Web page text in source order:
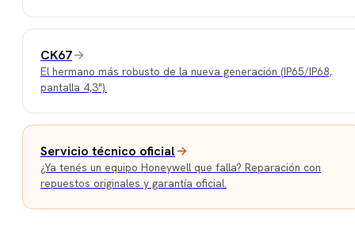
CK67
El hermano más robusto de la nueva generación (IP65/IP68,
pantalla 4,3").
Servicio técnico oficial
¿Ya tenés un equipo Honeywell que falla? Reparación con
repuestos originales y garantía oficial.